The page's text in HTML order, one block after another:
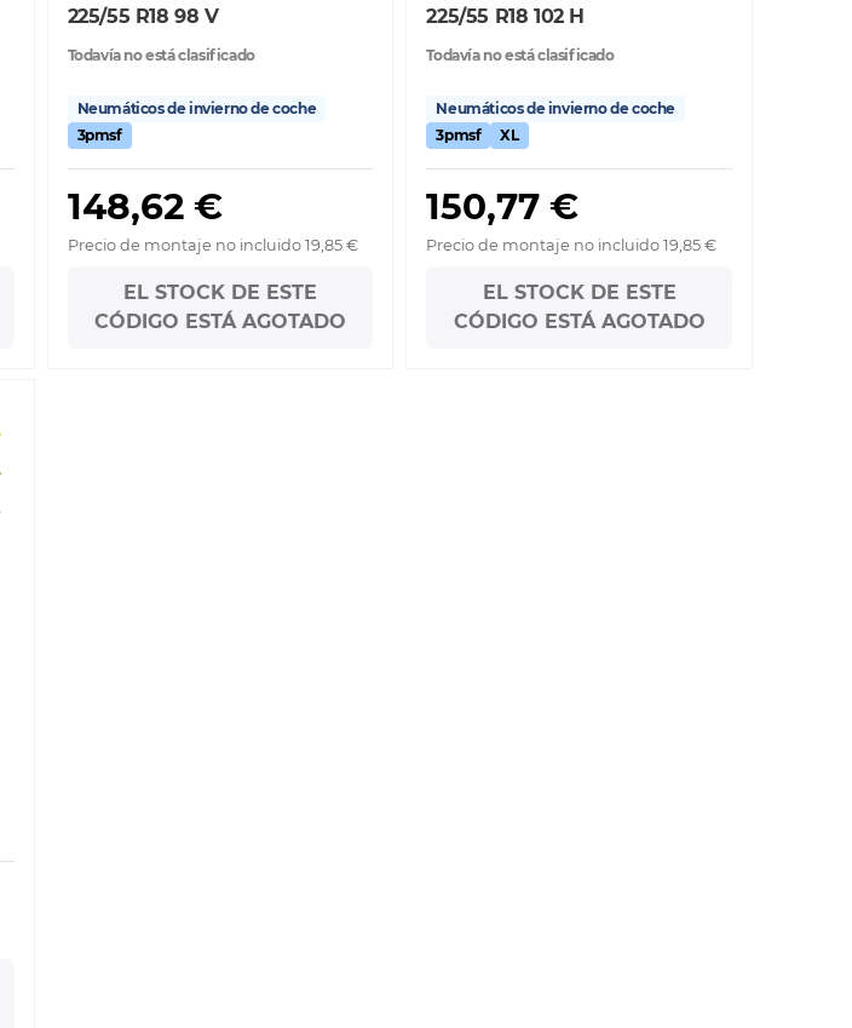
225/55 R18 98 V
Todavía no está clasificado
Neumáticos de invierno de coche
3pmsf
148,62 €
Precio de montaje no incluido 19,85 €
EL STOCK DE ESTE
CÓDIGO ESTÁ AGOTADO
225/55 R18 102 H
Todavía no está clasificado
Neumáticos de invierno de coche
3pmsf
XL
150,77 €
Precio de montaje no incluido 19,85 €
EL STOCK DE ESTE
CÓDIGO ESTÁ AGOTADO